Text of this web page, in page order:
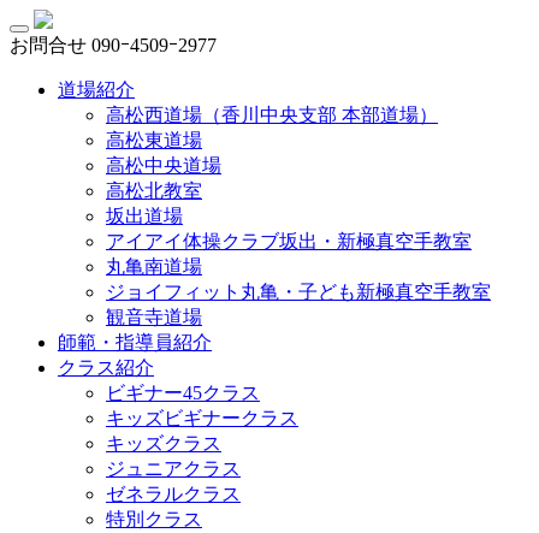
お問合せ 090ｰ4509ｰ2977
道場紹介
高松西道場（香川中央支部 本部道場）
高松東道場
高松中央道場
高松北教室
坂出道場
アイアイ体操クラブ坂出・新極真空手教室
丸亀南道場
ジョイフィット丸亀・子ども新極真空手教室
観音寺道場
師範・指導員紹介
クラス紹介
ビギナー45クラス
キッズビギナークラス
キッズクラス
ジュニアクラス
ゼネラルクラス
特別クラス